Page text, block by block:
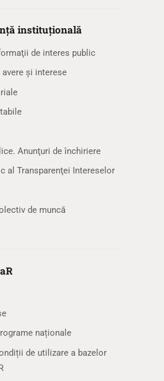
instituțională
de interes public
avere și interese
Anunţuri de închiriere
al Transparenţei Intereselor
de muncă
naționale
de utilizare a bazelor